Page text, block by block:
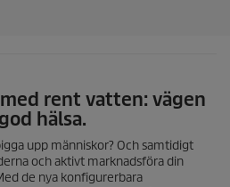
rent vatten: vägen
hälsa.
upp människor? Och samtidigt
och aktivt marknadsföra din
de nya konfigurerbara